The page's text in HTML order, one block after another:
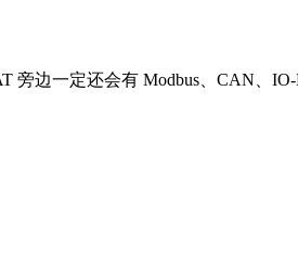
旁边一定还会有 Modbus、CAN、